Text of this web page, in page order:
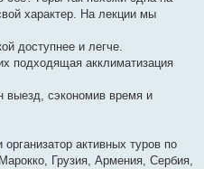
характер. На лекции мы
доступнее и легче.
подходящая акклиматизация
выезд, сэкономив время и
активных туров по
Грузия, Армения, Сербия,